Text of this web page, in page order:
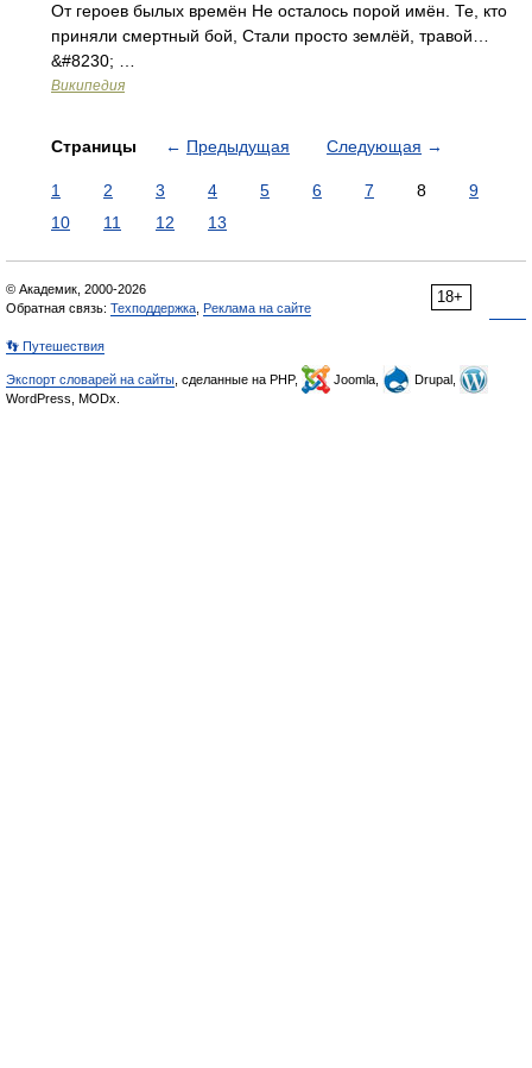
От героев былых времён Не осталось порой имён. Те, кто
приняли смертный бой, Стали просто землёй, травой…
&#8230; …
Википедия
Страницы ← Предыдущая Следующая →
1 2 3 4 5 6 7 8
9
10
11 12 13
18+
© Академик, 2000-2026
Обратная связь: Техподдержка Реклама на сайте
👣 Путешествия
Экспорт словарей на сайты , сделанные на PHP, Joomla,
Drupal,
WordPress, MODx.